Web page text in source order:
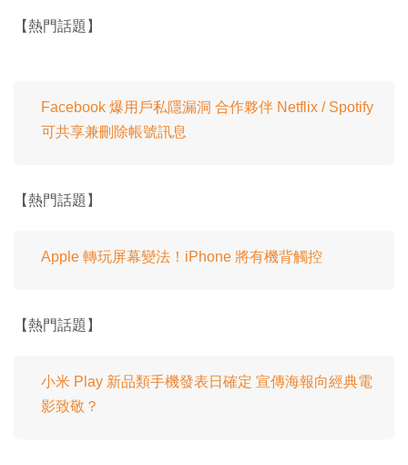
【熱門話題】
Facebook 爆用戶私隱漏洞 合作夥伴 Netflix / Spotify
可共享兼刪除帳號訊息
【熱門話題】
Apple 轉玩屏幕變法！iPhone 將有機背觸控
【熱門話題】
小米 Play 新品類手機發表日確定 宣傳海報向經典電
影致敬？